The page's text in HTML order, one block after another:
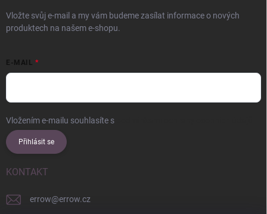
Vložte svůj e-mail a my vám budeme zasílat informace o nových
produktech na našem e-shopu.
E-MAIL
Vložením e-mailu souhlasíte s
Přihlásit se
KONTAKT
errow@errow.cz